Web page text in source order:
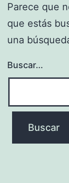
Parece que
que estás
una
Buscar...